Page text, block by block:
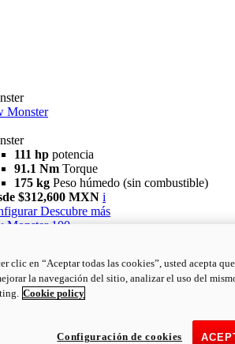
Monster
111 hp potencia
91.1 Nm Torque
175 kg Peso húmedo (sin combustible)
$312,600 MXN i
Descubre más
Monster 100
111 hppotencia
91.1 NmTorque
175 kgPeso húmedo (sin combustible)
clic en “Aceptar todas las cookies”, usted acepta
la navegación del sitio, analizar el uso del
Cookie policy
Configuración de cookies